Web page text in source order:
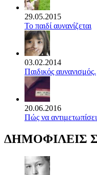
29.05.2015
Το παιδί αυνανίζεται
03.02.2014
Παιδικός αυνανισμός.
20.06.2016
Πώς να
ΔΗΜΟΦΙΛΕΙΣ